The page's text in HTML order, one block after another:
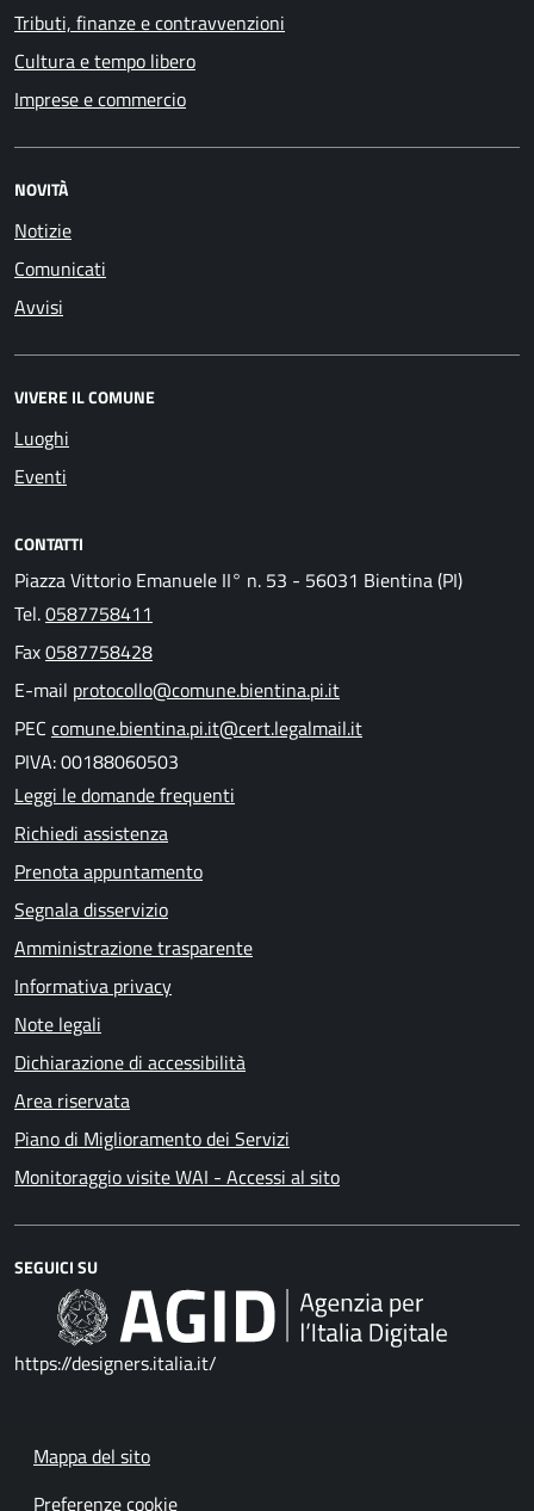
Tributi, finanze e contravvenzioni
Cultura e tempo libero
Imprese e commercio
NOVITÀ
Notizie
Comunicati
Avvisi
VIVERE IL COMUNE
Luoghi
Eventi
CONTATTI
Piazza Vittorio Emanuele II° n. 53 - 56031 Bientina (PI)
Tel.0587758411
Fax0587758428
E-mail protocollo@comune.bientina.pi.it
PEC comune.bientina.pi.it@cert.legalmail.it
PIVA: 00188060503
Leggi le domande frequenti
Richiedi assistenza
Prenota appuntamento
Segnala disservizio
Amministrazione trasparente
Informativa privacy
Note legali
Dichiarazione di accessibilità
Area riservata
Piano di Miglioramento dei Servizi
Monitoraggio visite WAI - Accessi al sito
SEGUICI SU
https://designers.italia.it/
Mappa del sito
Preferenze cookie